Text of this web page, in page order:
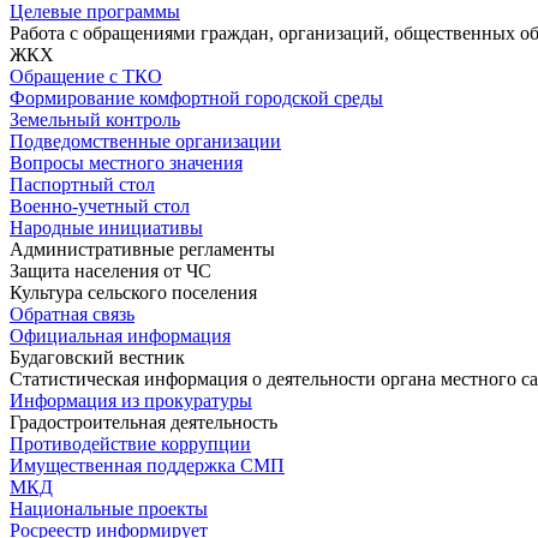
Целевые программы
Работа с обращениями граждан, организаций, общественных
ЖКХ
Обращение с ТКО
Формирование комфортной городской среды
Земельный контроль
Подведомственные организации
Вопросы местного значения
Паспортный стол
Военно-учетный стол
Народные инициативы
Административные регламенты
Защита населения от ЧС
Культура сельского поселения
Обратная связь
Официальная информация
Будаговский вестник
Статистическая информация о деятельности органа местного
Информация из прокуратуры
Градостроительная деятельность
Противодействие коррупции
Имущественная поддержка СМП
МКД
Национальные проекты
Росреестр информирует